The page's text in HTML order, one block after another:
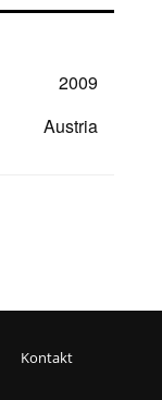
2009
Austria
Kontakt